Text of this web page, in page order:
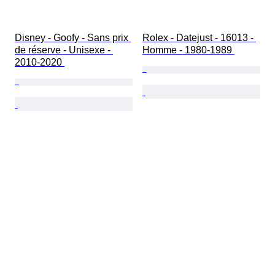
Disney - Goofy - Sans prix
de réserve - Unisexe -
2010-2020
Rolex - Datejust - 16013 -
Homme - 1980-1989